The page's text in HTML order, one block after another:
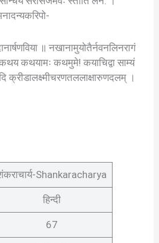
॥ नखानामुयोतैर्नवनलिनरागं
कथय कथयामः कथमुमे! कयाचिद्वा साम्यं
।
Shankaracharya
हिन्दी
67